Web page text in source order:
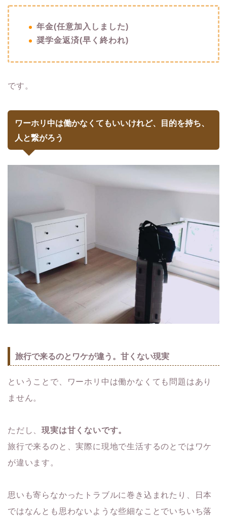
年金(任意加入しました)
奨学金返済(早く終われ)
です。
ワーホリ中は働かなくてもいいけれど、目的を持ち、
人と繋がろう
旅行で来るのとワケが違う。甘くない現実
ということで、ワーホリ中は働かなくても問題はあり
ません。
ただし、現実は甘くないです。
旅行で来るのと、実際に現地で生活するのとではワケ
が違います。
思いも寄らなかったトラブルに巻き込まれたり、日本
ではなんとも思わないような些細なことでいちいち落